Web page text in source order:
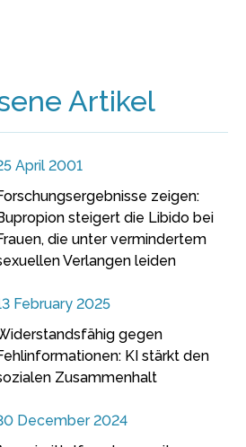
Artikel
April 2001
zeigen:
steigert die Libido bei
die unter vermindertem
Verlangen leiden
February 2025
gegen
KI stärkt den
Zusammenhalt
December 2024